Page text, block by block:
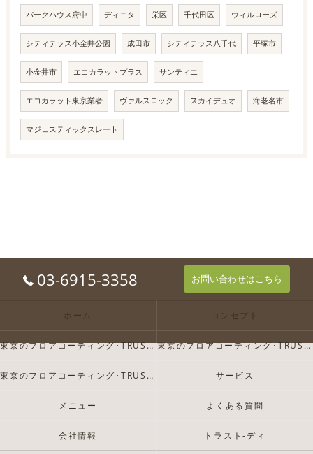
パークハウス府中 ディニタ 栄区 千代田区 ウィルローズ
シティテラス小金井公園 成田市 シティテラス八千代 平塚市
小金井市 エコカラットプラス サンティエ
エコカラット東京業者 ヴァルスロック スカイデュオ 海老名市
マジェスティックスレート
03-6915-3358 お問い合わせはこちら
ホーム コンセプト
東京のフロアコーティング･TRUST-Dの口コミ情報 東京のフロアコーティング･TRUST-Dの評判
東京のフロアコーティング･TRUST-Dのお客様の声 サービス
メニュー よくある質問
会社情報 トラスト-ディ